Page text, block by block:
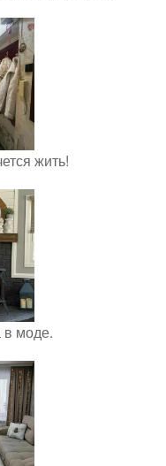
жить!
в моде.